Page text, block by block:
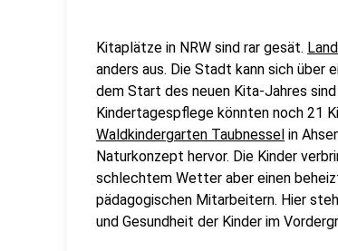
Kitaplätze in NRW sind rar gesät.
anders aus. Die Stadt kann sich über
dem Start des neuen Kita-Jahres
Kindertagespflege könnten noch 21
Waldkindergarten Taubnessel in
Naturkonzept hervor. Die Kinder
schlechtem Wetter aber einen
pädagogischen Mitarbeitern. Hier
und Gesundheit der Kinder im